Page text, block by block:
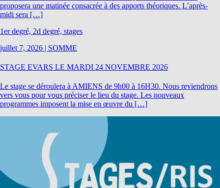
proposera une matinée consacrée à des apports théoriques. L’après-
midi sera […]
1er degré, 2d degré, stages
juillet 7, 2026 | SOMME
STAGE EVARS LE MARDI 24 NOVEMBRE 2026
Le stage se déroulera à AMIENS de 9h00 à 16H30. Nous reviendrons
vers vous pour vous préciser le lieu du stage. Les nouveaux
programmes imposent la mise en œuvre du […]